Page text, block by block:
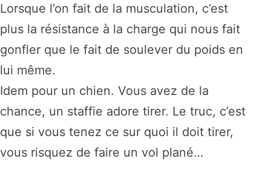
Lorsque l’on fait de la musculation, c’est
plus la résistance à la charge qui nous fait
gonfler que le fait de soulever du poids en
lui même.
Idem pour un chien. Vous avez de la
chance, un staffie adore tirer. Le truc, c’est
que si vous tenez ce sur quoi il doit tirer,
vous risquez de faire un vol plané…